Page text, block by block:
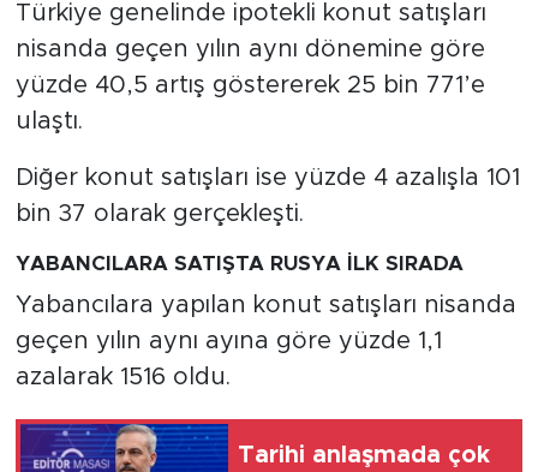
Türkiye genelinde ipotekli konut satışları
nisanda geçen yılın aynı dönemine göre
yüzde 40,5 artış göstererek 25 bin 771’e
ulaştı.
Diğer konut satışları ise yüzde 4 azalışla 101
bin 37 olarak gerçekleşti.
YABANCILARA SATIŞTA RUSYA İLK SIRADA
Yabancılara yapılan konut satışları nisanda
geçen yılın aynı ayına göre yüzde 1,1
azalarak 1516 oldu.
Tarihi anlaşmada çok